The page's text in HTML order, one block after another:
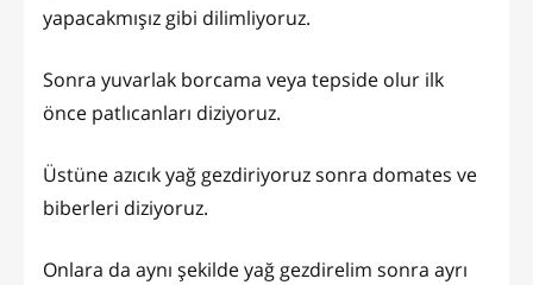
yapacakmışız gibi dilimliyoruz.
Sonra yuvarlak borcama veya tepside olur ilk
önce patlıcanları diziyoruz.
Üstüne azıcık yağ gezdiriyoruz sonra domates ve
biberleri diziyoruz.
Onlara da aynı şekilde yağ gezdirelim sonra ayrı